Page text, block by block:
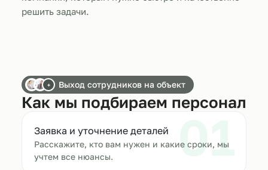
решить задачи.
+ Выход сотрудников на объект
Как мы подбираем персонал
01
Заявка и уточнение деталей
Расскажите, кто вам нужен и какие сроки, мы
учтем все нюансы.